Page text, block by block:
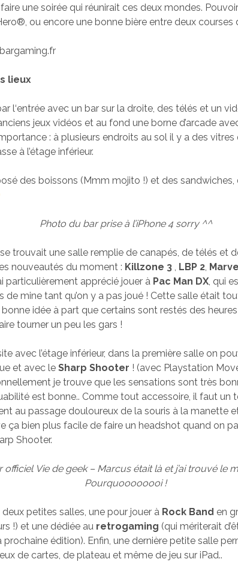
une soirée qui réunirait ces deux mondes.
ou encore une bonne bière entre deux
bargaming.fr
lieux
l‘entrée avec un bar sur la droite, des télés et un
jeux vidéos et au fond une borne d’arcade
: à plusieurs endroits au sol il y a des
à l’étage inférieur.
des boissons (Mmm mojito !) et des sandwiches,
Photo du bar prise à l’iPhone 4 sorry ^^
trouvait une salle remplie de canapés, de télés et
nouveautés du moment : Killzone 3 , LBP 2,
particulièrement apprécié jouer à Pac Man DX, qui
de mine tant qu’on y a pas joué ! Cette salle était
idée à part que certains sont restés des
tourner un peu les gars !
avec l’étage inférieur, dans la première salle on
et avec leSharp Shooter ! (avec Playstation
je trouve que les sensations sont très
est bonne.. Comme tout accessoire, il faut un
au passage douloureux de la souris à la manette
ça bien plus facile de faire un headshot quand on
Shooter.
officiel Vie de geek – Marcus était là et j’ai trouvé le
Pourquoooooooi !
petites salles, une pour jouer à Rock Band en
!) et une dédiée au retrogaming (qui mériterait
prochaine édition). Enfin, une dernière petite salle
de cartes, de plateau et même de jeu sur iPad..